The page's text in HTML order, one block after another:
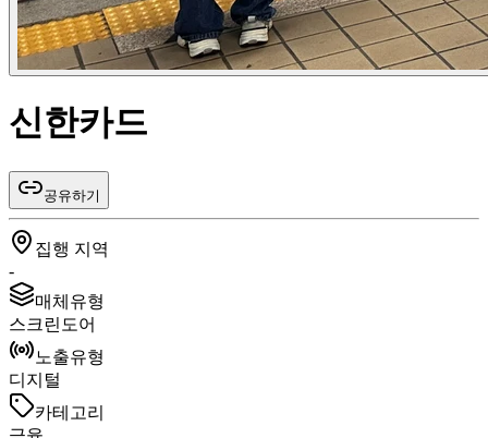
신한카드
공유하기
집행 지역
-
매체유형
스크린도어
노출유형
디지털
카테고리